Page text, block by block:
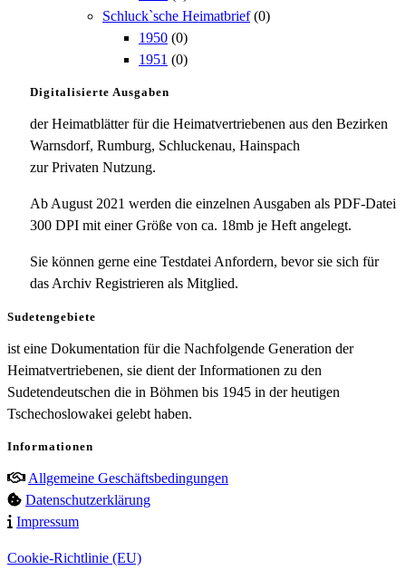
Schluck`sche Heimatbrief (0)
1950 (0)
1951 (0)
Digitalisierte Ausgaben
der Heimatblätter für die Heimatvertriebenen aus den Bezirken
Warnsdorf, Rumburg, Schluckenau, Hainspach
zur Privaten Nutzung.
Ab August 2021 werden die einzelnen Ausgaben als PDF-Datei
300 DPI mit einer Größe von ca. 18mb je Heft angelegt.
Sie können gerne eine Testdatei Anfordern, bevor sie sich für
das Archiv Registrieren als Mitglied.
Sudetengebiete
ist eine Dokumentation für die Nachfolgende Generation der
Heimatvertriebenen, sie dient der Informationen zu den
Sudetendeutschen die in Böhmen bis 1945 in der heutigen
Tschechoslowakei gelebt haben.
Informationen
Allgemeine Geschäftsbedingungen
Datenschutzerklärung
Impressum
Cookie-Richtlinie (EU)